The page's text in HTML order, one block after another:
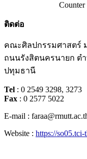
Counter
ติดต่อ
คณะศิลปกรรมศาสตร์
ถนนรังสิตนครนายก ต
ปทุมธานี
Tel : 0 2549 3298, 3273
Fax : 0 2577 5022
E-mail :
Website : https://